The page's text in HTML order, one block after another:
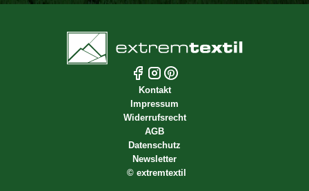
Kontakt
Impressum
Widerrufsrecht
AGB
Datenschutz
Newsletter
© extremtextil